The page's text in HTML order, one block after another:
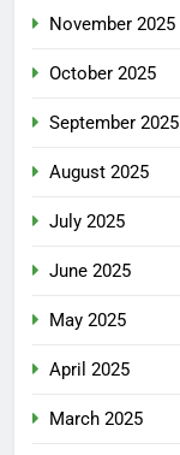
November 2025
October 2025
September 2025
August 2025
July 2025
June 2025
May 2025
April 2025
March 2025